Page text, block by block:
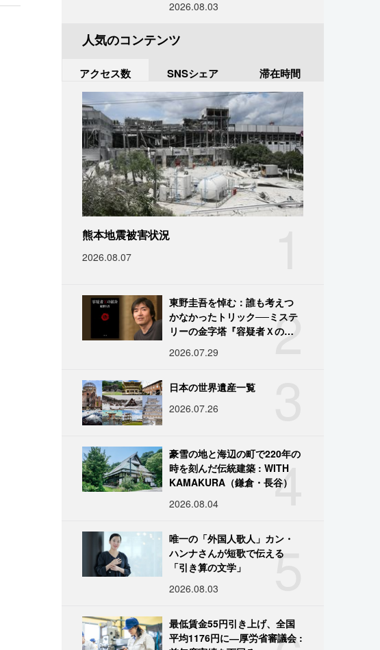
2026.08.03
人気のコンテンツ
アクセス数 SNSシェア 滞在時間
熊本地震被害状況
2026.08.07
2
東野圭吾を悼む：誰も考えつ
かなかったトリック──ミステ
リーの金字塔『容疑者Ｘの献
2026.07.29
日本の世界遺産一覧
2026.07.26
4
豪雪の地と海辺の町で220年の
時を刻んだ伝統建築 : WITH
KAMAKURA（鎌倉・長谷）
2026.08.04
5
唯一の「外国人歌人」カン・
ハンナさんが短歌で伝える
「引き算の文学」
2026.08.03
最低賃金55円引き上げ、全国
平均1176円に―厚労省審議会 :